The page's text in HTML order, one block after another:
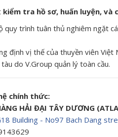
kiểm tra hồ sơ, huấn luyện,
quy trình tuân thủ nghiêm ngặt
định vị thế của thuyền viên
do V.Group quản lý toàn cầu.
chính thức:
HẢI ĐẠI TÂY DƯƠNG
Building - No97 Bach Dang